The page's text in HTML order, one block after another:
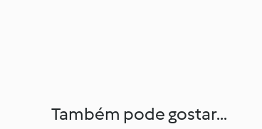
Também pode gostar...